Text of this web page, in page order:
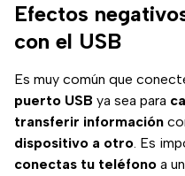
Efectos
con el USB
Es muy común que
puerto USB ya sea para
transferir información
dispositivo a otro. Es
conectas tu teléfono a